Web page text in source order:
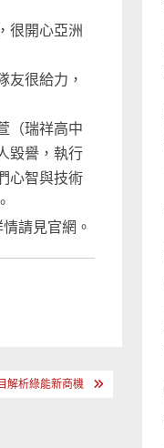
很開心亞洲
友很給力，
（瑞祥高中
毀譽，執行
心智與技術
請見官網。
解析綠能新商機